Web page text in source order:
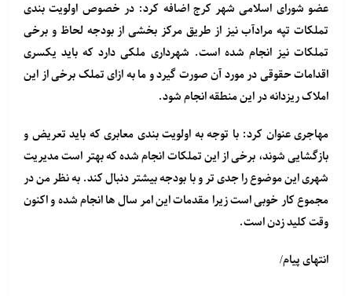
عضو شورای اسلامی شهر کرج اضافه کرد: در خصوص اولویت بندی
تملکات تپه مرادآب نیز از طریق مرکز بخشی از بودجه لحاظ و برخی
تملکات نیز انجام شده است. شهرداری ملکی دارد که باید یکسری
اقدامات حقوقی در مورد آن صورت گیرد و ما به ازای تملک برخی از این
املاک ریزدانه در این منطقه انجام شود.
مهاجری عنوان کرد: با توجه به اولویت بندی معابری که باید تعریض و
بازگشایی شوند، برخی از این تملکات انجام شده که بهتر است مدیریت
شهری این موضوع را جدی تر و با بودجه بیشتر دنبال کند. به نظر من در
مجموع کار خوبی است زیرا مقدمات این امر سال ها انجام شده و اکنون
وقت کلید زدن است.
انتهای پیام/